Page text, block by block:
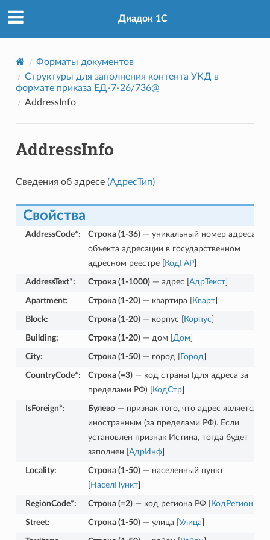
Диадок 1С
Форматы документов
Структуры для заполнения контента УКД в
формате приказа ЕД-7-26/736@
AddressInfo
AddressInfo
Сведения об адресе (АдресТип)
Свойства
AddressCode*: Строка (1-36)— уникальный номер адреса
объекта адресации в государственном
адресном реестре [
КодГАР]
AddressText*: Строка (1-1000)— адрес [ АдрТекст]
Apartment: Строка (1-20)— квартира [ Кварт]
Block: Строка (1-20)— корпус [ Корпус
Building: Строка (1-20)— дом [ Дом
City: Строка (1-50)— город [ Город
CountryCode*: Строка (=3)— код страны (для адреса за
пределами РФ) [
КодСтр]
IsForeign*: Булево— признак того, что адрес является
иностранным (за пределами РФ). Если
установлен признак Истина, тогда будет
заполнен [ АдрИнф]
Locality: Строка (1-50)— населенный пункт
НаселПункт]
RegionCode*: Строка (=2)— код региона РФ [ КодРегион
Street: Строка (1-50)— улица [ Улица